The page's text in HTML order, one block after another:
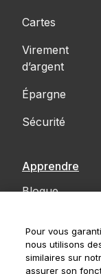
Cartes
Virement
d’argent
Épargne
Sécurité
Apprendre
Blogue
Pour vous
nous utilisons
similaires sur
assurer son